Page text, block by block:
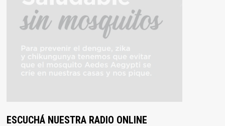
ESCUCHÁ NUESTRA RADIO ONLINE